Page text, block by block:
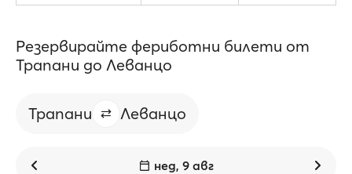
Резервирайте фериботни билети от
Трапани до Леванцо
Трапани Леванцо
нед, 9 авг